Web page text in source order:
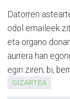
Datorren
odol emaileek
eta organo
aurrera han
egin ziren; bi,
GIZARTEA